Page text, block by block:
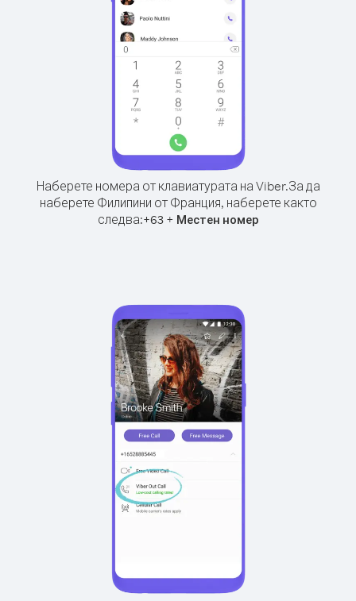
Наберете номера от клавиатурата на Viber.За да
наберете Филипини от Франция, наберете както
следва:+63+ Местен номер